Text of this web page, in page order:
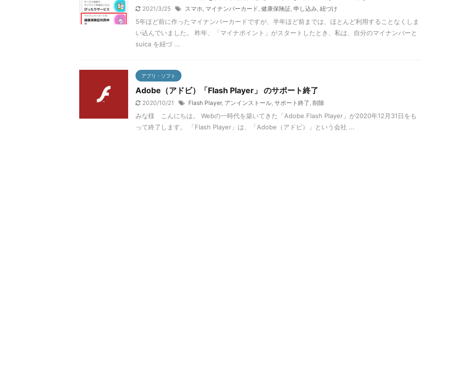
2021/3/25 スマホ, マイナンバーカード, 健康保険証, 申し込み, 紐づけ
5年ほど前に作ったマイナンバーカードですが、半年ほど前までは、ほとんど利用することなくしま
い込んでいました。 昨年、「マイナポイント」がスタートしたとき、私は、自分のマイナンバーと
suica を紐づ ...
アプリ・ソフト
Adobe（アドビ）「Flash Player」 のサポート終了
2020/10/21 Flash Player, アンインストール, サポート終了 , 削除
みな様 こんにちは。 Webの一時代を築いてきた「Adobe Flash Player」が2020年12月31日をも
って終了します。 「Flash Player」は、「Adobe（アドビ）」という会社 ...